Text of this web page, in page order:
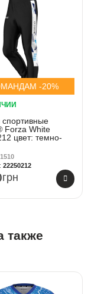
-20%
Forza White
цвет: темно-
1510
22250212
грн
также